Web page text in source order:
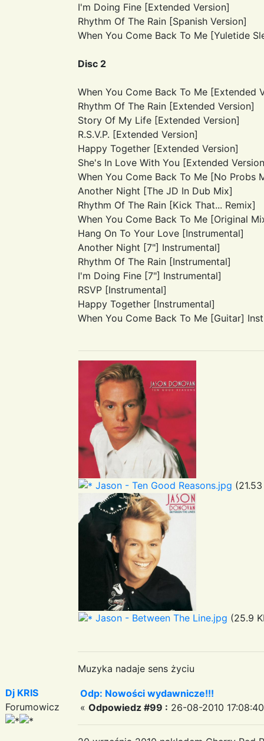
I'm Doing Fine [Extended Version]
Rhythm Of The Rain [Spanish Version]
When You Come Back To Me [Yuletide
Disc 2
When You Come Back To Me [Extended
Rhythm Of The Rain [Extended Version]
Story Of My Life [Extended Version]
R.S.V.P. [Extended Version]
Happy Together [Extended Version]
She's In Love With You [Extended
When You Come Back To Me [No Probs
Another Night [The JD In Dub Mix]
Rhythm Of The Rain [Kick That... Remix]
When You Come Back To Me [Original
Hang On To Your Love [Instrumental]
Another Night [7"] Instrumental]
Rhythm Of The Rain [Instrumental]
I'm Doing Fine [7"] Instrumental]
RSVP [Instrumental]
Happy Together [Instrumental]
When You Come Back To Me [Guitar]
Jason - Ten Good Reasons.jpg
Jason - Between The Line.jpg (25.9
Muzyka nadaje sens życiu
Dj KRIS
Forumowicz
Odp: Nowości wydawnicze!!!
« Odpowiedz #99 : 26-08-2010